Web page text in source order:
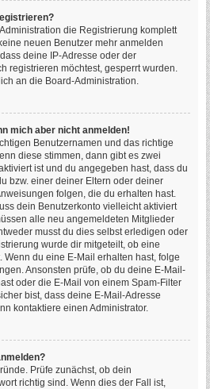
die Registrierung komplett
neuen Benutzer mehr anmelden
deine IP-Adresse oder der
registrieren möchtest, gesperrt wurden.
an die Board-Administration.
mich aber nicht anmelden!
Benutzernamen und das richtige
diese stimmen, dann gibt es zwei
ist und du angegeben hast, dass du
bzw. einer deiner Eltern oder deiner
folgen, die du erhalten hast.
dein Benutzerkonto vielleicht aktiviert
alle neu angemeldeten Mitglieder
musst du dies selbst erledigen oder
wurde dir mitgeteilt, ob eine
Wenn du eine E-Mail erhalten hast, folge
Ansonsten prüfe, ob du deine E-Mail-
oder die E-Mail von einem Spam-Filter
bist, dass deine E-Mail-Adresse
kontaktiere einen Administrator.
Prüfe zunächst, ob dein
richtig sind. Wenn dies der Fall ist,